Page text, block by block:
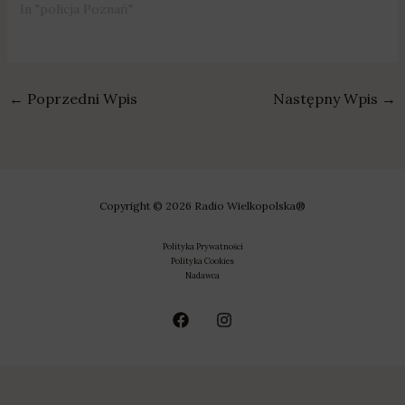
← Poprzedni Wpis Następny Wpis →
Copyright © 2026 Radio Wielkopolska®
Polityka Prywatności
Polityka Cookies
Nadawca